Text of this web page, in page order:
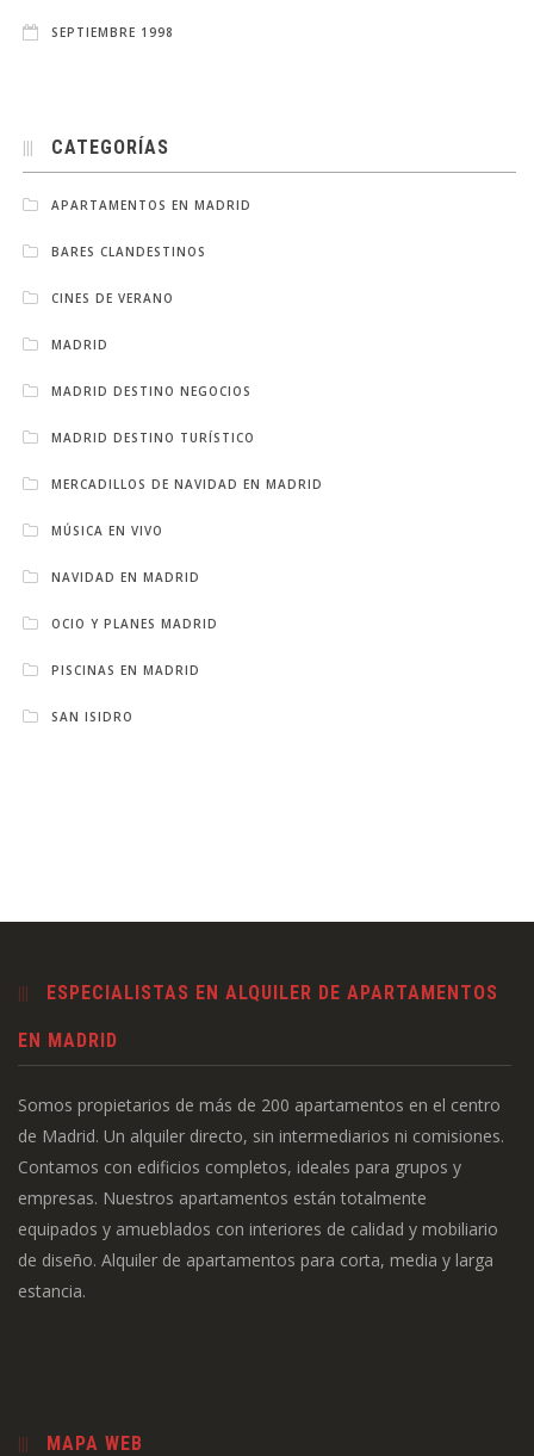
SEPTIEMBRE 1998
CATEGORÍAS
APARTAMENTOS EN MADRID
BARES CLANDESTINOS
CINES DE VERANO
MADRID
MADRID DESTINO NEGOCIOS
MADRID DESTINO TURÍSTICO
MERCADILLOS DE NAVIDAD EN MADRID
MÚSICA EN VIVO
NAVIDAD EN MADRID
OCIO Y PLANES MADRID
PISCINAS EN MADRID
SAN ISIDRO
ESPECIALISTAS EN ALQUILER DE APARTAMENTOS
EN MADRID
Somos propietarios de más de 200 apartamentos en el centro
de Madrid. Un alquiler directo, sin intermediarios ni comisiones.
Contamos con edificios completos, ideales para grupos y
empresas. Nuestros apartamentos están totalmente
equipados y amueblados con interiores de calidad y mobiliario
de diseño. Alquiler de apartamentos para corta, media y larga
estancia.
MAPA WEB